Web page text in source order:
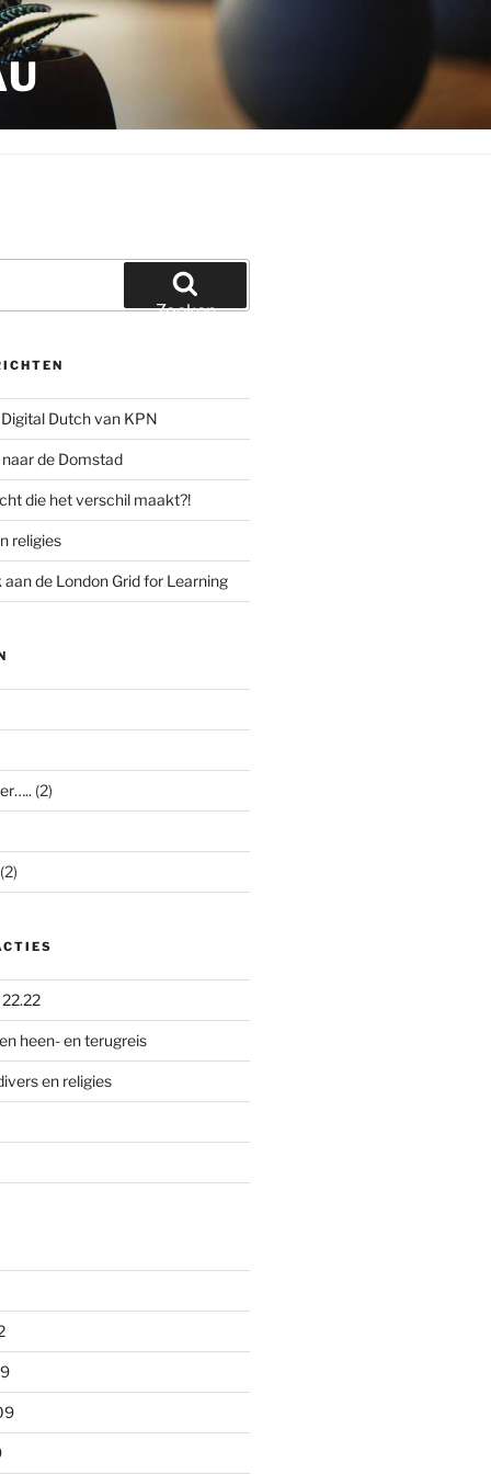
Zoeken
Dutch van KPN
de Domstad
die het verschil maakt?!
religies
de London Grid for Learning
(2)
22.22
heen- en terugreis
en religies